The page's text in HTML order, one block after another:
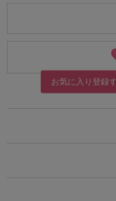
お気に入り登録